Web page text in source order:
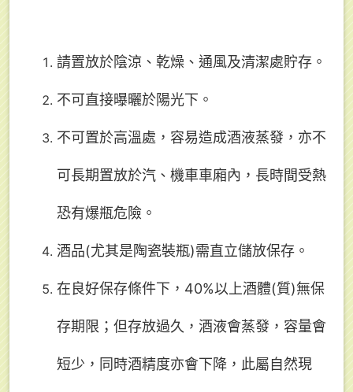
請置放於陰涼、乾燥、通風及清潔處貯存。
不可直接曝曬於陽光下。
不可置於高溫處，容易造成酒液蒸發，亦不
可長期置放於汽、機車車廂內，長時間受熱
恐有爆瓶危險。
酒品(尤其是陶瓷裝瓶)需直立儲放保存。
在良好保存條件下，40%以上酒體(質)無保
存期限；但存放過久，酒液會蒸發，容量會
短少，同時酒精度亦會下降，此屬自然現